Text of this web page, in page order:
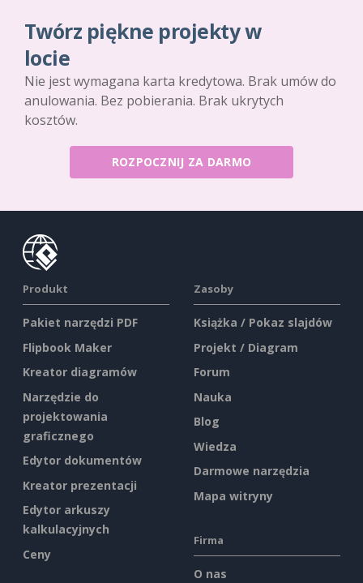
Twórz piękne projekty w
locie
Nie jest wymagana karta kredytowa. Brak umów do
anulowania. Bez pobierania. Brak ukrytych
kosztów.
ROZPOCZNIJ ZA DARMO
Produkt
Pakiet narzędzi PDF
Flipbook Maker
Kreator diagramów
Narzędzie do
projektowania
graficznego
Edytor dokumentów
Kreator prezentacji
Edytor arkuszy
kalkulacyjnych
Ceny
Zasoby
Książka / Pokaz slajdów
Projekt / Diagram
Forum
Nauka
Blog
Wiedza
Darmowe narzędzia
Mapa witryny
Firma
O nas